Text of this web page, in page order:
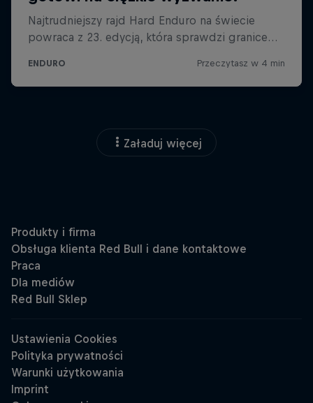
Załaduj więcej